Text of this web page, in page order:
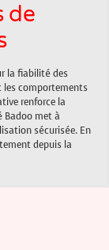
de
la fiabilité des
les comportements
renforce la
Badoo met à
sécurisée. En
depuis la